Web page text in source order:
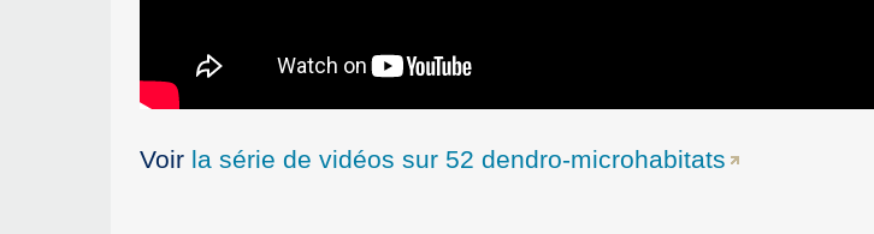
Voir la série de vidéos sur 52 dendro-microhabitats